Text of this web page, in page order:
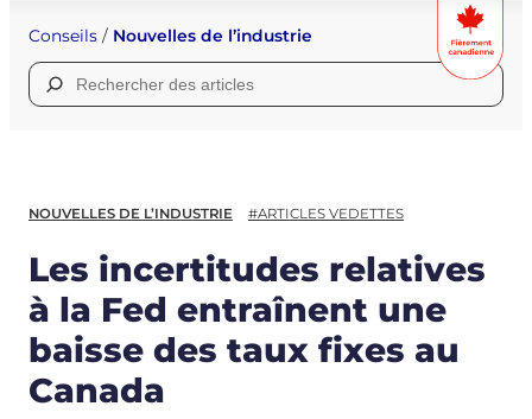
Conseils / Nouvelles de l’industrie
Rechercher :
NOUVELLES DE L’INDUSTRIE #ARTICLES VEDETTES
Les incertitudes relatives
à la Fed entraînent une
baisse des taux fixes au
Canada